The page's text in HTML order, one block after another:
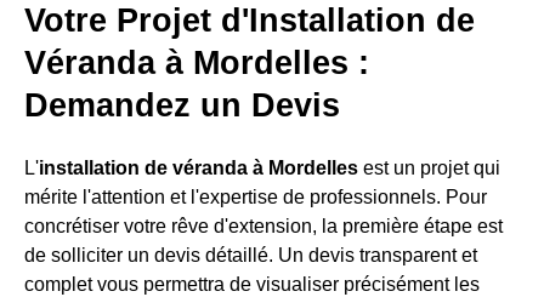
Votre Projet d'Installation de
Véranda à Mordelles :
Demandez un Devis
L'installation de véranda à Mordelles est un projet qui
mérite l'attention et l'expertise de professionnels. Pour
concrétiser votre rêve d'extension, la première étape est
de solliciter un devis détaillé. Un devis transparent et
complet vous permettra de visualiser précisément les